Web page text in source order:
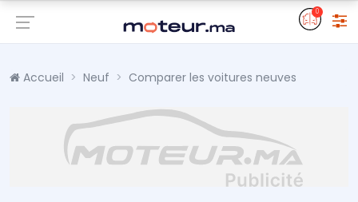
0
Accueil Neuf Comparer les voitures neuves